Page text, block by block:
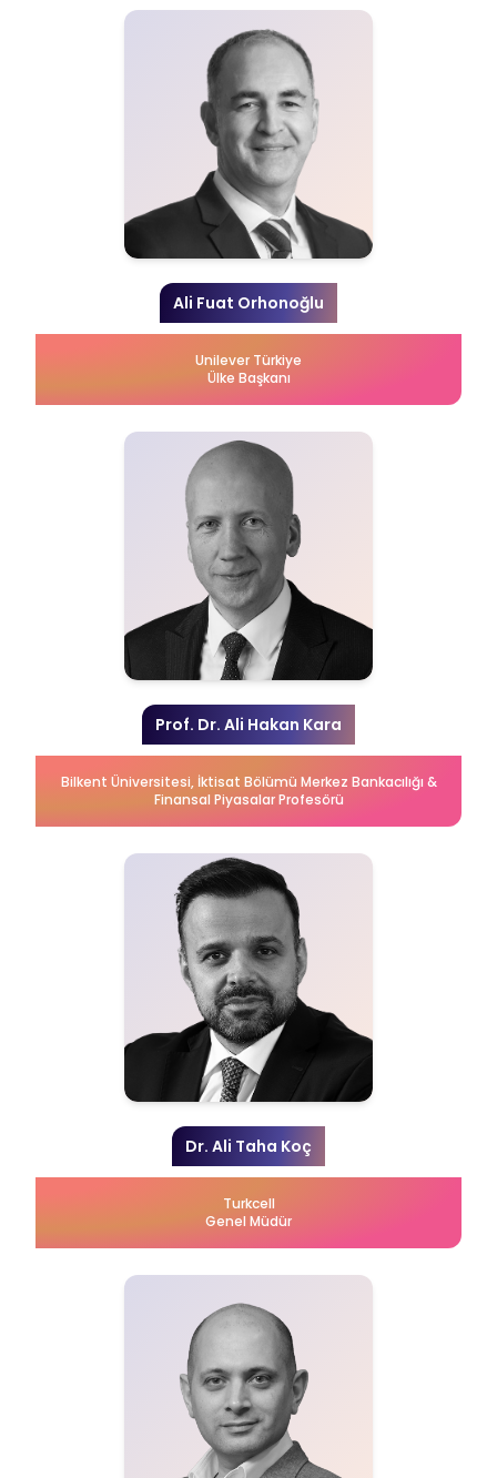
Ali Fuat Orhonoğlu
Unilever Türkiye
Ülke Başkanı
Prof. Dr. Ali Hakan Kara
Bilkent Üniversitesi, İktisat Bölümü Merkez Bankacılığı &
Finansal Piyasalar Profesörü
Dr. Ali Taha Koç
Turkcell
Genel Müdür